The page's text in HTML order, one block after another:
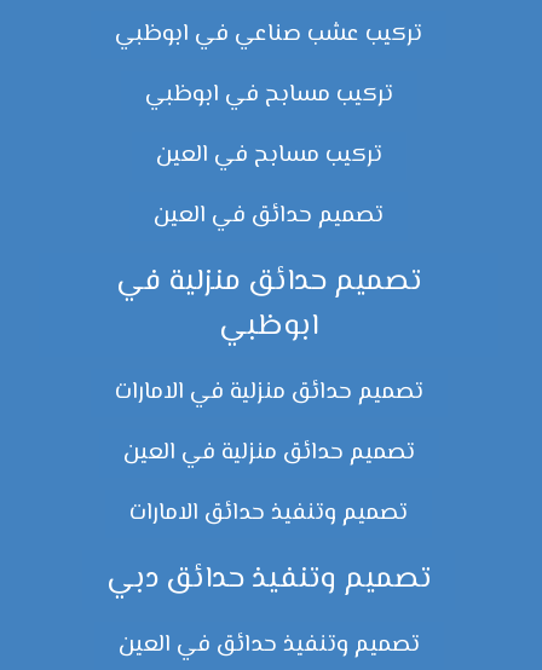
تركيب عشب صناعي في ابوظبي
تركيب مسابح في ابوظبي
تركيب مسابح في العين
تصميم حدائق في العين
تصميم حدائق منزلية في
ابوظبي
تصميم حدائق منزلية في الامارات
تصميم حدائق منزلية في العين
تصميم وتنفيذ حدائق الامارات
تصميم وتنفيذ حدائق دبي
تصميم وتنفيذ حدائق في العين